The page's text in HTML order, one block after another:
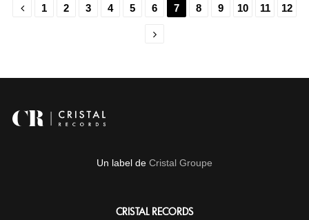
1 2 3 4 5 6 7 8 9 10 11 12
Un label de Cristal Groupe
CRISTAL RECORDS